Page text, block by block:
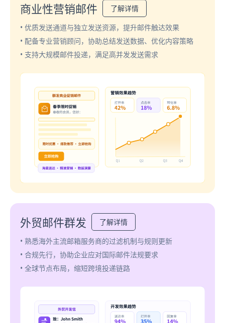
商业性营销邮件
了解详情
• 优质发送通道与独立发送资源，提升邮件触达效果
• 配备专业营销顾问，协助总结发送数据、优化内容策略
• 支持大规模邮件投递，满足高并发发送需求
外贸邮件群发
了解详情
• 熟悉海外主流邮箱服务商的过滤机制与规则更新
• 合规先行，协助企业应对国际邮件法规要求
• 全球节点布局，缩短跨境投递链路